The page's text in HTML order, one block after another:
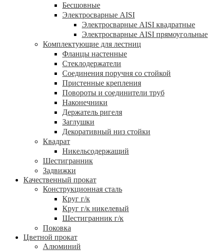
Бесшовные
Электросварные AISI
Электросварные AISI квадратные
Электросварные AISI прямоугольные
Комплектующие для лестниц
Фланцы настенные
Стеклодержатели
Соединения поручня со стойкой
Пристенные крепления
Повороты и соединители труб
Наконечники
Держатель ригеля
Заглушки
Декоративный низ стойки
Квадрат
Никельсодержащий
Шестигранник
Задвижки
Качественный прокат
Конструкционная сталь
Круг г/к
Круг г/к никелевый
Шестигранник г/к
Поковка
Цветной прокат
Алюминий